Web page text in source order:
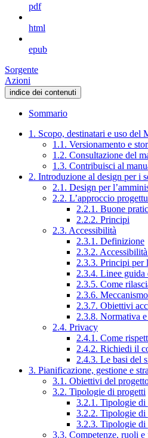
pdf
html
epub
Sorgente
Azioni
indice dei contenuti
Sommario
1. Scopo, destinatari e uso del
1.1. Versionamento e
1.2. Consultazione del
1.3. Contribuisci al
2. Introduzione al design per i
2.1. Design per
2.2. L’approccio
2.2.1. Buone
2.2.2. Principi
2.3. Accessibilità
2.3.1. Definizione
2.3.2.
2.3.3. Principi per
2.3.4. Linee guida
2.3.5. Come
2.3.6.
2.3.7. Obiettivi
2.3.8. Normativa
2.4. Privacy
2.4.1. Come
2.4.2. Richiedi il
2.4.3. Le basi del
3. Pianificazione, gestione e
3.1. Obiettivi del
3.2. Tipologie di progetti
3.2.1. Tipologie di
3.2.2. Tipologie di
3.2.3. Tipologie di
3.3. Competenze, ruoli